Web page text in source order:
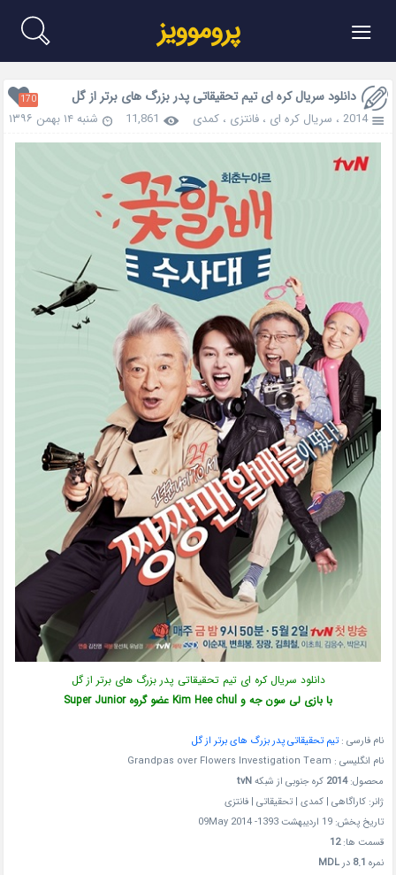
≡ پروموویز
دانلود سریال کره ای تیم تحقیقاتی پدر بزرگ های برتر از گل 170
2014 ، سریال کره ای ،فانتزی ،کمدی 11,861 شنبه ۱۴ بهمن ۱۳۹۶
دانلود سریال کره ای تیم تحقیقاتی پدر بزرگ های برتر از گل
با بازی لی سون جه و Kim Hee chul عضو گروه Super Junior
نام فارسی :تیم تحقیقاتی پدر بزرگ های برتر از گل
نام انگلیسی :
محصول:2014 کره جنوبی از شبکهtvN
ژانر: کاراگاهی | کمدی | تحقیقاتی | فانتزی
تاریخ پخش: 19 اردیبهشت 1393- 09May 2014
قسمت ها:12
نمره 8.1 درMDL